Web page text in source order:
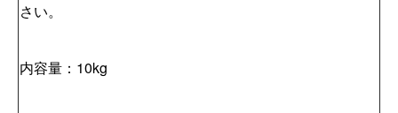
さい。
内容量：10kg